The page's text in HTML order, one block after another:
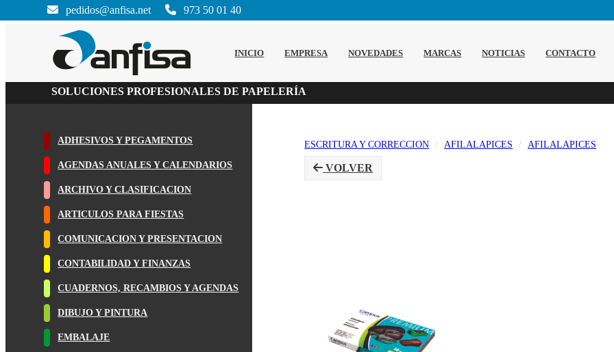
INICIO EMPRESA NOVEDADES MARCAS NOTICIAS CONTACTO
SOLUCIONES PROFESIONALES DE PAPELERÍA
pedidos@anfisa.net 973 50 01 40
ADHESIVOS Y PEGAMENTOS
AGENDAS ANUALES Y CALENDARIOS
ARCHIVO Y CLASIFICACION
ARTICULOS PARA FIESTAS
COMUNICACION Y PRESENTACION
CONTABILIDAD Y FINANZAS
CUADERNOS, RECAMBIOS Y AGENDAS
DIBUJO Y PINTURA
EMBALAJE
ESCRITURA Y CORRECCION AFILALAPICES AFILALAPICES
VOLVER